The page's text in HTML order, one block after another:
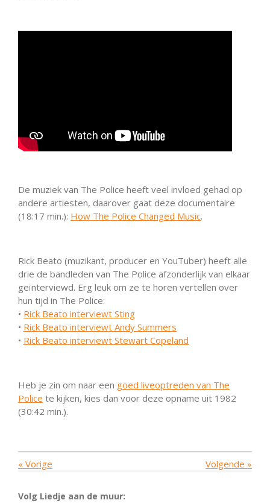
De muziek van The Police heeft veel invloed gehad op
andere artiesten, daarover gaat deze documentaire
(18:17 min.): How The Police Changed Music.
Rick Beato (muzikant, producer en YouTuber) heeft alle
drie de bandleden van The Police afzonderlijk van elkaar
geïnterviewd. Erg leuk om ze te horen vertellen over
hun tijd in The Police:
• Rick Beato interviewt Sting
• Rick Beato interviewt Andy Summers
• Rick Beato interviewt Stewart Copeland
Heb je zin om naar een goed liveoptreden van The
Police te kijken, kies dan voor deze opname uit 1982
(30:42 min.).
« Vorige Volgende »
Volg Liedje aan de muur: